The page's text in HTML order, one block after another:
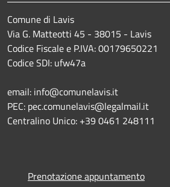
Comune di Lavis
Via G. Matteotti 45 - 38015 - Lavis
Codice Fiscale e P.IVA: 00179650221
Codice SDI: ufw47a
email: info@comunelavis.it
PEC: pec.comunelavis@legalmail.it
Centralino Unico: +39 0461 248111
Prenotazione appuntamento